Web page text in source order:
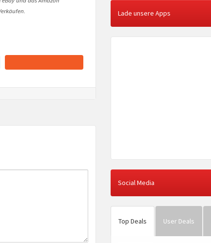
Lade unsere Apps
Social Media
Top Deals User Deals